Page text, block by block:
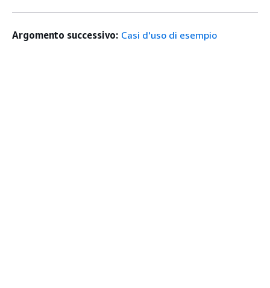
Argomento successivo: Casi d'uso di esempio